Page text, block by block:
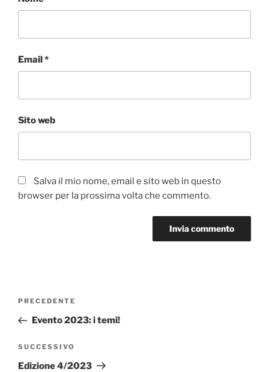
Email*
Sito web
Salva il mio nome, email e sito web in questo
browser per la prossima volta che commento.
e
r
a
t
Navigazione
Articolo
precedente:
PRECEDENTE
Evento 2023: i temi!
Articolo
successivo
SUCCESSIVO
Edizione 4/2023